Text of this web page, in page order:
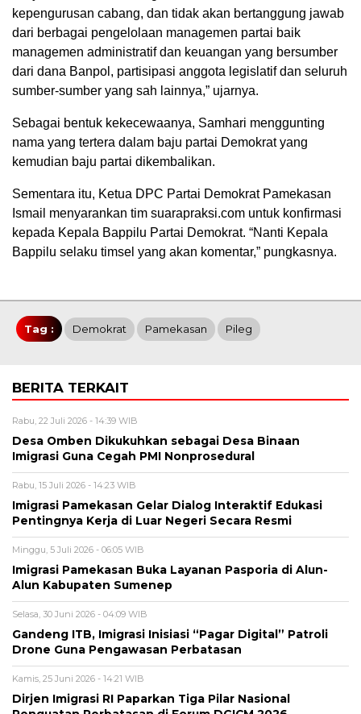
kepengurusan cabang, dan tidak akan bertanggung jawab
dari berbagai pengelolaan managemen partai baik
managemen administratif dan keuangan yang bersumber
dari dana Banpol, partisipasi anggota legislatif dan seluruh
sumber-sumber yang sah lainnya,” ujarnya.
Sebagai bentuk kekecewaanya, Samhari menggunting
nama yang tertera dalam baju partai Demokrat yang
kemudian baju partai dikembalikan.
Sementara itu, Ketua DPC Partai Demokrat Pamekasan
Ismail menyarankan tim suarapraksi.com untuk konfirmasi
kepada Kepala Bappilu Partai Demokrat. “Nanti Kepala
Bappilu selaku timsel yang akan komentar,” pungkasnya.
Tag : Demokrat Pamekasan Pileg
BERITA TERKAIT
Rabu, 22 Juli 2026 - 14:39 WIB
Desa Omben Dikukuhkan sebagai Desa Binaan
Imigrasi Guna Cegah PMI Nonprosedural
Rabu, 15 Juli 2026 - 14:23 WIB
Imigrasi Pamekasan Gelar Dialog Interaktif Edukasi
Pentingnya Kerja di Luar Negeri Secara Resmi
Minggu, 5 Juli 2026 - 06:05 WIB
Imigrasi Pamekasan Buka Layanan Pasporia di Alun-
Alun Kabupaten Sumenep
Selasa, 30 Juni 2026 - 04:09 WIB
Gandeng ITB, Imigrasi Inisiasi “Pagar Digital” Patroli
Drone Guna Pengawasan Perbatasan
Kamis, 25 Juni 2026 - 14:21 WIB
Dirjen Imigrasi RI Paparkan Tiga Pilar Nasional